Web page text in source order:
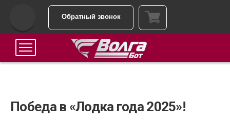
Обратный звонок
Победа в «Лодка года 2025»!